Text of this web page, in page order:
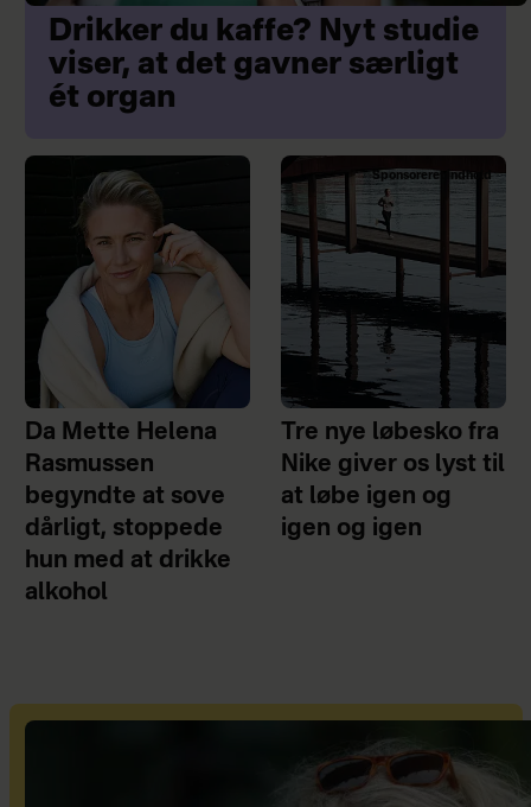
Drikker du kaffe? Nyt studie
viser, at det gavner særligt
ét organ
Da Mette Helena
Rasmussen
begyndte at sove
dårligt, stoppede
hun med at drikke
alkohol
Sponsoreret indhold
Tre nye løbesko fra
Nike giver os lyst til
at løbe igen og
igen og igen